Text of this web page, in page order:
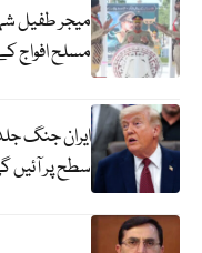
مسلح افواج
ایران جنگ
سطح پر آئیں